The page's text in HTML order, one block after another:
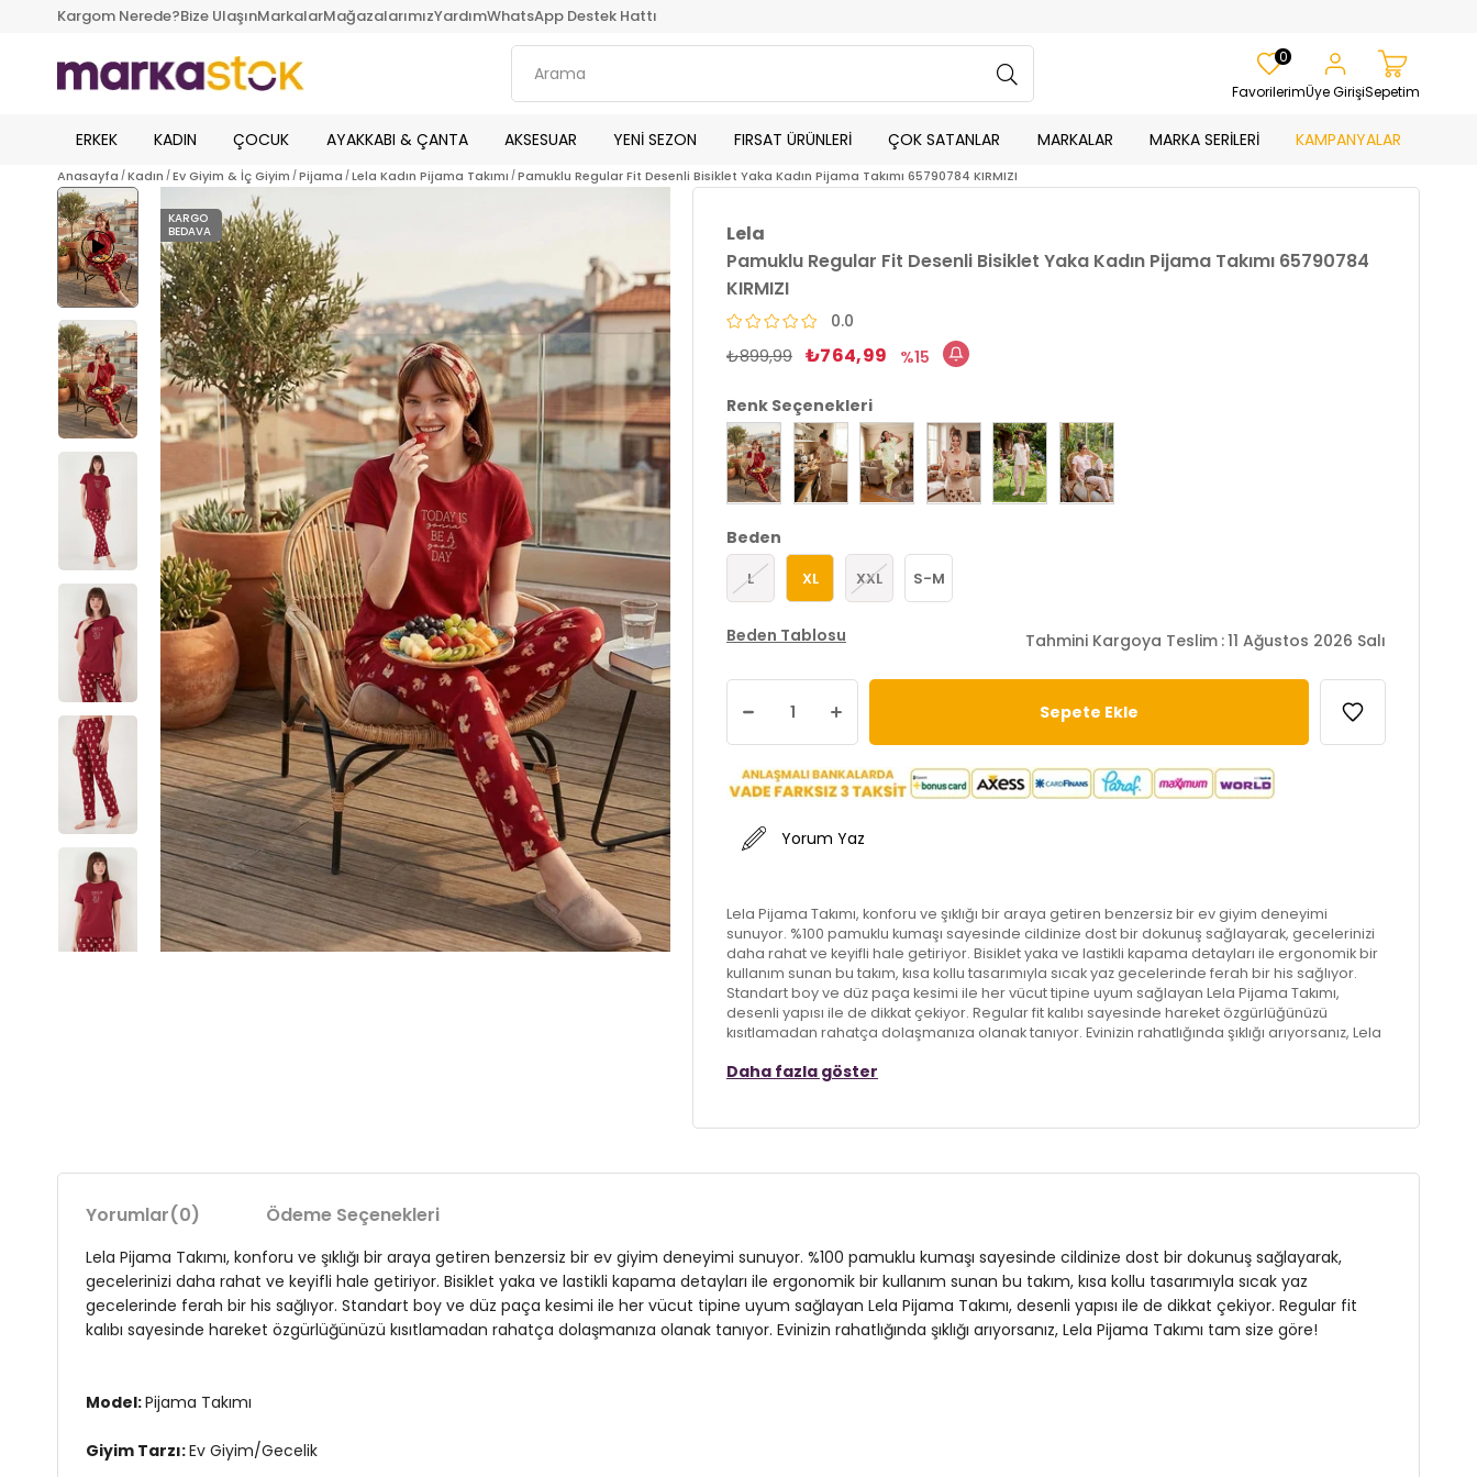
Kargom Nerede?Bize UlaşınMarkalarMağazalarımızYardımWhatsApp Destek Hattı
Favorilerim
0
Üye GirişiSepetim
ERKEK KADIN ÇOCUK AYAKKABI & ÇANTA AKSESUAR YENİ SEZON FIRSAT ÜRÜNLERİ ÇOK SATANLAR MARKALAR MARKA SERİLERİ KAMPANYALAR
Anasayfa Kadın Ev Giyim & İç Giyim Pijama Lela Kadın Pijama Takımı Pamuklu Regular Fit Desenli Bisiklet Yaka Kadın Pijama Takımı 65790784 KIRMIZI
KARGO
BEDAVA
Lela
Pamuklu Regular Fit Desenli Bisiklet Yaka Kadın Pijama Takımı 65790784
KIRMIZI
0.0
₺899,99 ₺764,99 15
Renk Seçenekleri
Beden
L XL XXL S-M
Beden Tablosu Tahmini Kargoya Teslim :11 Ağustos 2026 Salı
Yorum Yaz
Lela Pijama Takımı, konforu ve şıklığı bir araya getiren benzersiz bir ev giyim deneyimi
sunuyor. %100 pamuklu kumaşı sayesinde cildinize dost bir dokunuş sağlayarak, gecelerinizi
daha rahat ve keyifli hale getiriyor. Bisiklet yaka ve lastikli kapama detayları ile ergonomik bir
kullanım sunan bu takım, kısa kollu tasarımıyla sıcak yaz gecelerinde ferah bir his sağlıyor.
Standart boy ve düz paça kesimi ile her vücut tipine uyum sağlayan Lela Pijama Takımı,
desenli yapısı ile de dikkat çekiyor. Regular fit kalıbı sayesinde hareket özgürlüğünüzü
kısıtlamadan rahatça dolaşmanıza olanak tanıyor. Evinizin rahatlığında şıklığı arıyorsanız, Lela
Yaka Tipi: Bisiklet Yaka
Kapama Şekli:Lastikli
Daha fazla göster
Yorumlar(0) Ödeme Seçenekleri
Lela Pijama Takımı, konforu ve şıklığı bir araya getiren benzersiz bir ev giyim deneyimi sunuyor. %100 pamuklu kumaşı sayesinde cildinize dost bir dokunuş sağlayarak,
gecelerinizi daha rahat ve keyifli hale getiriyor. Bisiklet yaka ve lastikli kapama detayları ile ergonomik bir kullanım sunan bu takım, kısa kollu tasarımıyla sıcak yaz
gecelerinde ferah bir his sağlıyor. Standart boy ve düz paça kesimi ile her vücut tipine uyum sağlayan Lela Pijama Takımı, desenli yapısı ile de dikkat çekiyor. Regular fit
kalıbı sayesinde hareket özgürlüğünüzü kısıtlamadan rahatça dolaşmanıza olanak tanıyor. Evinizin rahatlığında şıklığı arıyorsanız, Lela Pijama Takımı tam size göre!
Model:Pijama Takımı
Giyim Tarzı:Ev Giyim/Gecelik